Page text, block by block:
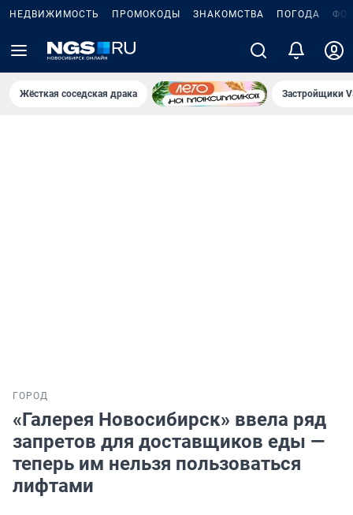
НЕДВИЖИМОСТЬ ПРОМОКОДЫ ЗНАКОМСТВА ПОГОДА
Жёсткая соседская драка Застройщики
ГОРОД
«Галерея Новосибирск» ввела ряд
запретов для доставщиков еды —
теперь им нельзя пользоваться
лифтами